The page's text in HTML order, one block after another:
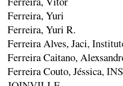
Ferreira, Yuri
Ferreira, Yuri R.
Ferreira Alves, Jaci,
Ferreira Caitano,
Ferreira Couto, Jéssica,